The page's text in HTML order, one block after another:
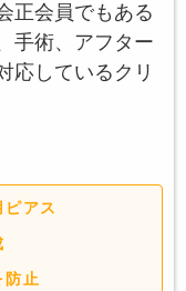
正会員でもある
手術、アフター
応しているクリ
ピアス
防止